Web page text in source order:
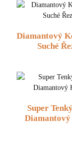
Diamantový
Suché
Super